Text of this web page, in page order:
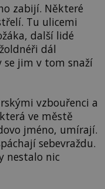
zabijí. Některé
Tu ulicemi
další lidé
dál
se jim v tom snaží
vzbouřenci a
ve městě
jméno, umírají.
sebevraždu.
nestalo nic